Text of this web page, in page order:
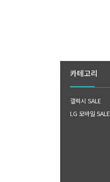
카테고리
갤럭시 SALE
LG 모바일 SALE